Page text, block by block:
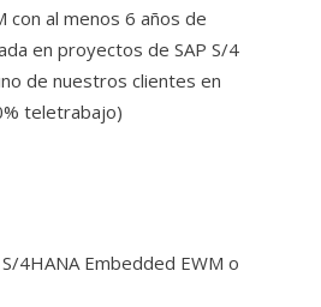
con al menos 6 años de
en proyectos de SAP S/4
de nuestros clientes en
teletrabajo)
4HANA Embedded EWM o